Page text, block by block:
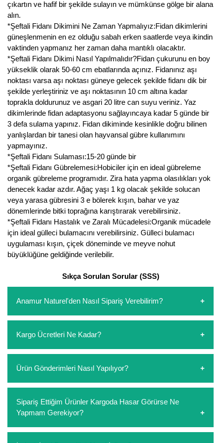
çıkartın ve hafif bir şekilde sulayın ve mümkünse gölge bir alana
alın.
*Şeftali Fidanı Dikimini Ne Zaman Yapmalıyız:Fidan dikimlerini
güneşlenmenin en ez olduğu sabah erken saatlerde veya ikindin
vaktinden yapmanız her zaman daha mantıklı olacaktır.
*Şeftali Fidanı Dikimi Nasıl Yapılmalıdır?Fidan çukurunu en boy
yükseklik olarak 50-60 cm ebatlarında açınız. Fidanınız aşı
noktası varsa aşı noktası güneye gelecek şekilde fidanı dik bir
şekilde yerleştiriniz ve aşı noktasının 10 cm altına kadar
toprakla doldurunuz ve asgari 20 litre can suyu veriniz. Yaz
dikimlerinde fidan adaptasyonu sağlayıncaya kadar 5 günde bir
3 defa sulama yapınız. Fidan dikiminde kesinlikle doğru bilinen
yanlışlardan bir tanesi olan hayvansal gübre kullanımını
yapmayınız.
*Şeftali Fidanı Sulaması:15-20 günde bir
*Şeftali Fidanı Gübrelemesi:Hobiciler için en ideal gübreleme
organik gübreleme programıdır. Zira hata yapma olasılıkları yok
denecek kadar azdır. Ağaç yaşı 1 kg olacak şekilde solucan
veya yarasa gübresini 3 e bölerek kışın, bahar ve yaz
dönemlerinde bitki toprağına karıştırarak verebilirsiniz.
*Şeftali Fidanı Hastalık ve Zaralı Mücadelesi:Organik mücadele
için ideal gülleci bulamacını verebilirsiniz. Gülleci bulamacı
uygulaması kışın, çiçek döneminde ve meyve nohut
büyüklüğüne geldiğinde verilebilir.
Sıkça Sorulan Sorular (SSS)
Anamur Naturel'den Nasıl Sipariş Verebilirim?
oluşturarak,iletişim numaralarımızdan bizi arayarak veya
whatsapp hattımızdan bizlere isteklerinizi yazarak sipariş
ödemelerini sipariş verdikten sonra havale/eft veya sipariş
Kargo Ücretleri Ne Kadar?
etmeyin diye 1500 lira ve üzerindeki siparişlerinizde
kargoyu biz karşılıyoruz. 1500 Lira altında kalan
kargo ücreti ödeme aşamasında sepetinize eklenecektir.
Ürün Gönderimleri Nasıl Yapılıyor?
paketlenip gönderim yapılmaktadır.
Sipariş Ettiğim Ürünler Kargoda Hasar Görürse Ne
Yapmam Gerekiyor?